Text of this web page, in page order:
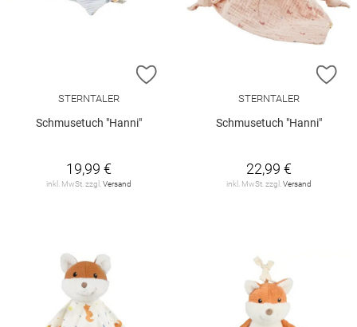
ZUR WUNSCHLISTE HINZUFÜGEN
STERNTALER
Schmusetuch "Hanni"
19,99 €
inkl. MwSt. zzgl. Versand
STERNTALER
Schmusetuch "Hanni"
22,99 €
inkl. MwSt. zzgl. Versand